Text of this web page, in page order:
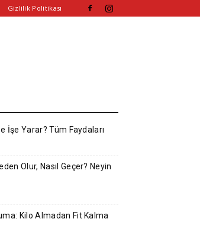
Gizlilik Politikası
İşe Yarar? Tüm Faydaları
Olur, Nasıl Geçer? Neyin
Kilo Almadan Fit Kalma